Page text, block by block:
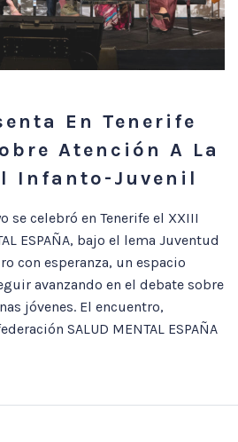
En Tenerife
Atención A La
Infanto-Juvenil
se celebró en Tenerife el XXIII
ESPAÑA, bajo el lema Juventud
con esperanza, un espacio
avanzando en el debate sobre
jóvenes. El encuentro,
SALUD MENTAL ESPAÑA